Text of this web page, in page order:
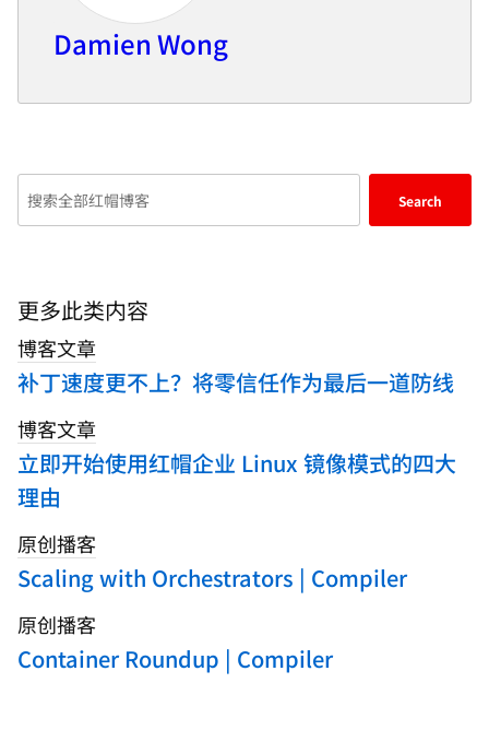
Damien Wong
Enter
keywords
search
blogs
Search
更多此类内容
博客文章
补丁速度更不上？将零信任作为最后一道防线
博客文章
立即开始使用红帽企业 Linux 镜像模式的四大
理由
原创播客
Scaling with Orchestrators | Compiler
原创播客
Container Roundup | Compiler